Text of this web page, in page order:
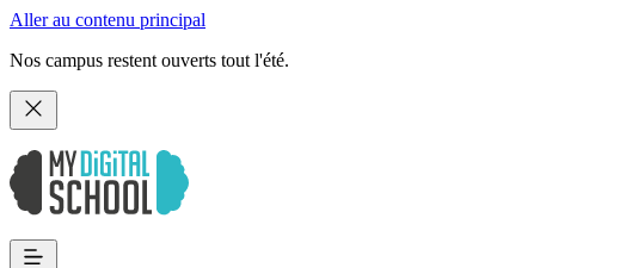
Aller au contenu principal
Nos campus restent ouverts tout l'été.